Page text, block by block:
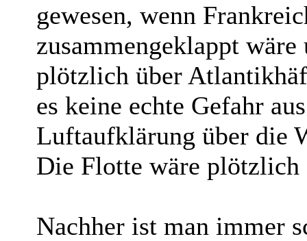
gewesen, wenn
zusammengeklappt
plötzlich über
es keine echte Gefahr
Luftaufklärung über die
Die Flotte wäre plötzlich
Nachher ist man immer